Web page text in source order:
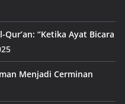
“Ketika Ayat Bicara
Menjadi Cerminan